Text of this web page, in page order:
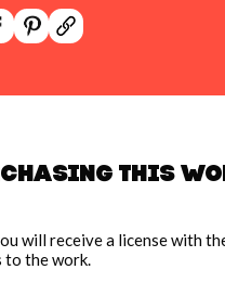
this
will receive a license with
to the work.